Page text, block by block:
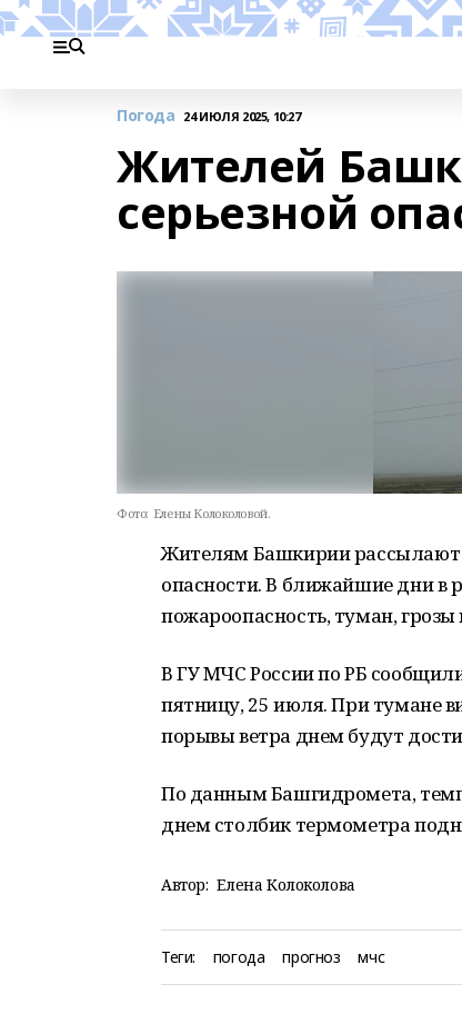
Погода 24 ИЮЛЯ 2025, 10:27
Жителей
серьезной
Фото: Елены Колоколовой.
Жителям Башкирии рассылают
опасности. В ближайшие дни в
пожароопасность, туман,
В ГУ МЧС России по РБ
пятницу, 25 июля. При тумане
порывы ветра днем будут
По данным Башгидромета,
днем столбик термометра
Автор: Елена Колоколова
Теги: погода прогноз мчс